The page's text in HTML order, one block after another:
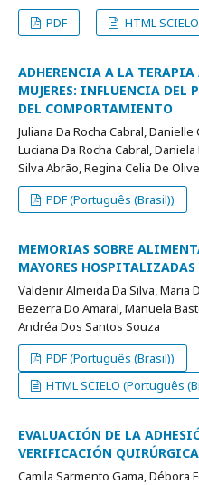
PDF
HTML SCIELO
ADHERENCIA A LA
MUJERES: INFLUENCIA DEL
DEL COMPORTAMIENTO
Juliana Da Rocha Cabral,
Luciana Da Rocha Cabral,
Silva Abrão, Regina Celia De
PDF (Português (Brasil))
MEMORIAS SOBRE
MAYORES HOSPITALIZADAS
Valdenir Almeida Da Silva, Maria
Bezerra Do Amaral, Manuela
Andréa Dos Santos Souza
PDF (Português (Brasil))
HTML SCIELO (Português
EVALUACIÓN DE LA
VERIFICACIÓN QUIRÚRGICA
Camila Sarmento Gama, Débora